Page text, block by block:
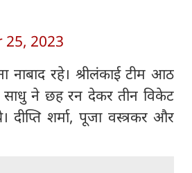
2023
नाबाद रहे। श्रीलंकाई टीम आठ
साधु ने छह रन देकर तीन विकेट
शर्मा, पूजा वस्त्रकर और